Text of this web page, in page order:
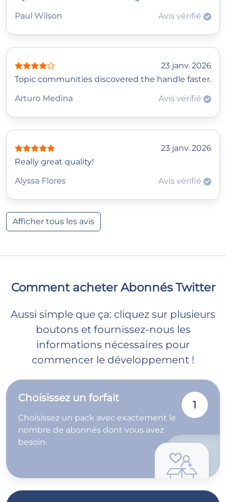
Paul Wilson
Avis vérifié
23 janv. 2026
Topic communities discovered the handle faster.
Arturo Medina
Avis vérifié
23 janv. 2026
Really great quality!
Alyssa Flores
Avis vérifié
Afficher tous les avis
Comment acheter Abonnés Twitter
Aussi simple que ça: cliquez sur plusieurs
boutons et fournissez-nous les
informations nécessaires pour
commencer le développement !
Choisissez un forfait
Choisissez un pack avec exactement le
nombre de abonnés dont vous avez
besoin.
1